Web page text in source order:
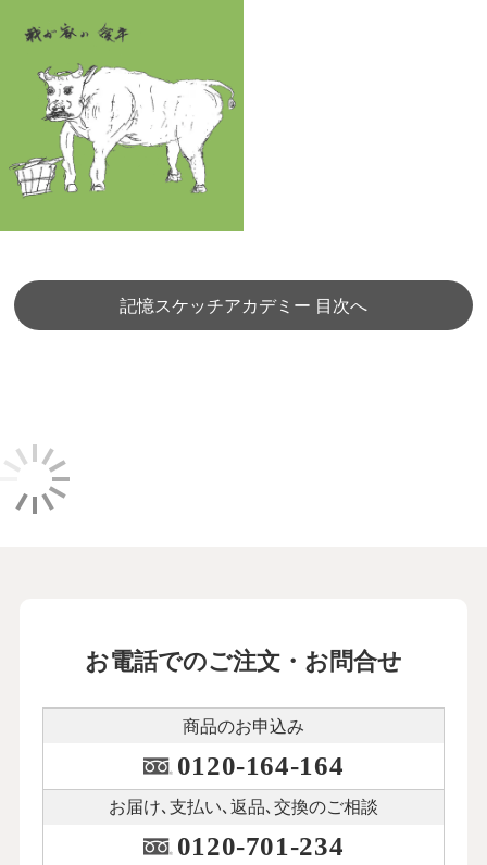
記憶スケッチアカデミー 目次へ
お電話でのご注文・お問合せ
商品のお申込み
0120-164-164
お届け､支払い､ 返品､交換のご相談
0120-701-234